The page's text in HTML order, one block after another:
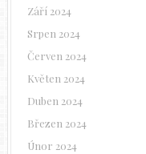
Září 2024
Srpen 2024
Červen 2024
Květen 2024
Duben 2024
Březen 2024
Únor 2024